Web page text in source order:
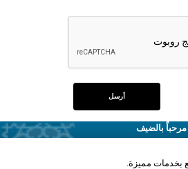
مرحباً بالضيف
بخدمات مميزة.